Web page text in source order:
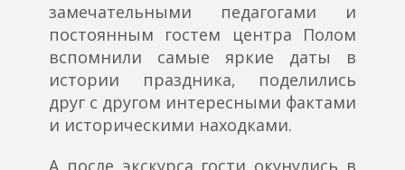
замечательными педагогами и
постоянным гостем центра Полом
вспомнили самые яркие даты в
истории праздника, поделились
друг с другом интересными фактами
и историческими находками.
А после экскурса гости окунулись в